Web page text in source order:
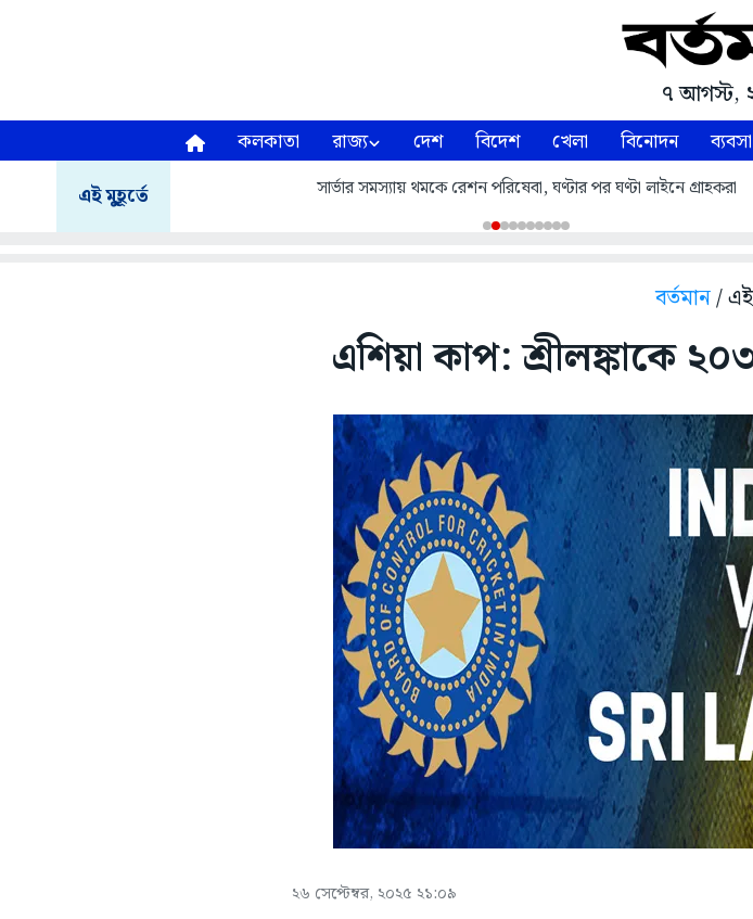
৭ আগস্ট,
কলকাতা রাজ্য দেশ বিদেশ খেলা বিনোদন ব্যবসা
এই মুহূর্তে সার্ভার সমস্যায় থমকে রেশন পরিষেবা, ঘণ্টার পর ঘণ্টা লাইনে গ্রাহকরা
বর্তমান/
এশিয়া কাপ: শ্রীলঙ্কাকে
২৬ সেপ্টেম্বর, ২০২৫ ২১:০৯